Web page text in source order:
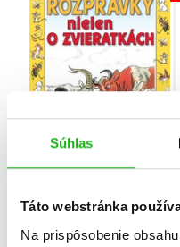
Súhlas
Táto webstránka
Na prispôsobenie
zvieratkách
Vladimír Grigorievič Sutejev